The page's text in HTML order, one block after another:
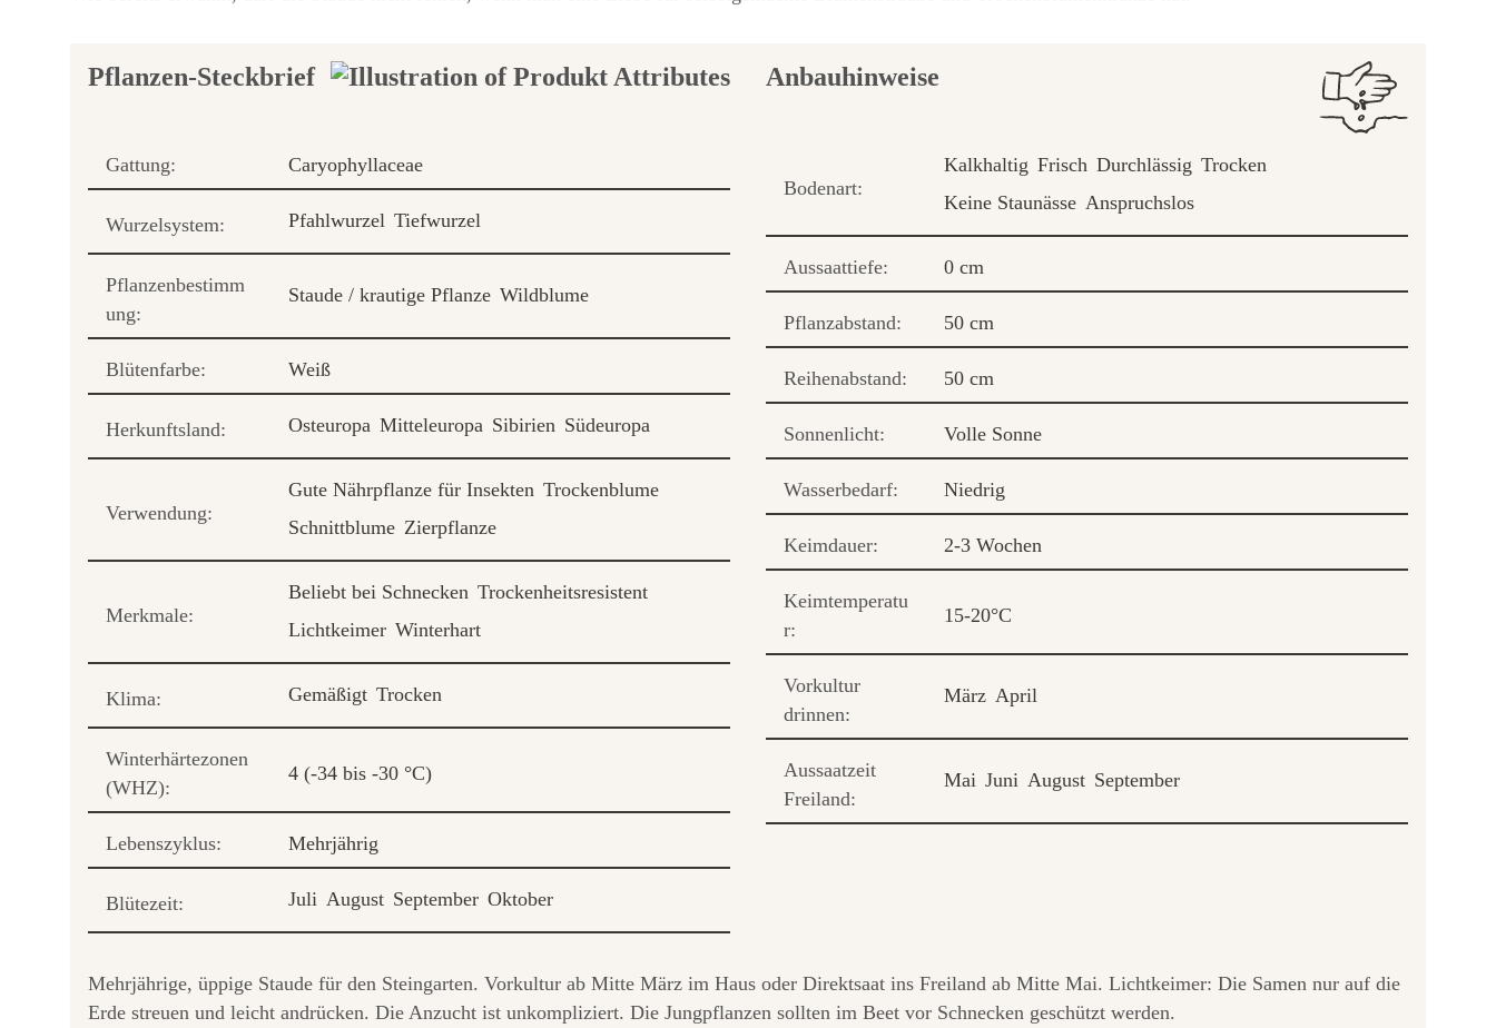
Pflanzen-Steckbrief
Gattung: Caryophyllaceae
Wurzelsystem: Pfahlwurzel Tiefwurzel
Pflanzenbestimm
ung:
Staude / krautige Pflanze Wildblume
Blütenfarbe: Weiß
Herkunftsland: Osteuropa Mitteleuropa Sibirien Südeuropa
Verwendung:
Gute Nährpflanze für Insekten Trockenblume
Schnittblume Zierpflanze
Merkmale:
Beliebt bei Schnecken Trockenheitsresistent
Lichtkeimer Winterhart
Klima: Gemäßigt Trocken
Winterhärtezonen
(WHZ):
4 (-34 bis -30 °C)
Lebenszyklus: Mehrjährig
Blütezeit: Juli August September Oktober
Anbauhinweise
Bodenart:
Kalkhaltig Frisch Durchlässig Trocken
Keine Staunässe Anspruchslos
Aussaattiefe: 0 cm
Pflanzabstand: 50 cm
Reihenabstand: 50 cm
Sonnenlicht: Volle Sonne
Wasserbedarf: Niedrig
Keimdauer: 2-3 Wochen
Keimtemperatu
r:
15-20°C
Vorkultur
drinnen:
März April
Aussaatzeit
Freiland:
Mai Juni August September
Mehrjährige, üppige Staude für den Steingarten. Vorkultur ab Mitte März im Haus oder Direktsaat ins Freiland ab Mitte Mai. Lichtkeimer: Die Samen nur auf die
Erde streuen und leicht andrücken. Die Anzucht ist unkompliziert. Die Jungpflanzen sollten im Beet vor Schnecken geschützt werden.